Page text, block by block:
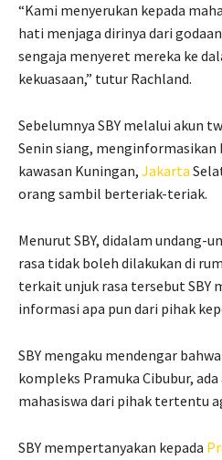
“Kami menyerukan kepada
hati menjaga dirinya dari
sengaja menyeret mereka ke
kekuasaan,” tutur Rachland.
Sebelumnya SBY melalui akun
Senin siang, menginformasikan
kawasan Kuningan, Jakarta
orang sambil berteriak-teriak.
Menurut SBY, didalam undang-
rasa tidak boleh dilakukan di
terkait unjuk rasa tersebut SBY
informasi apa pun dari pihak
SBY mengaku mendengar
kompleks Pramuka Cibubur,
mahasiswa dari pihak tertentu
SBY mempertanyakan kepada